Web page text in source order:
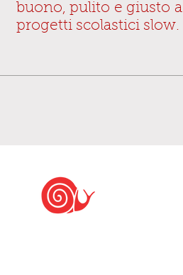
buono, pulito e giusto
progetti scolastici slow.